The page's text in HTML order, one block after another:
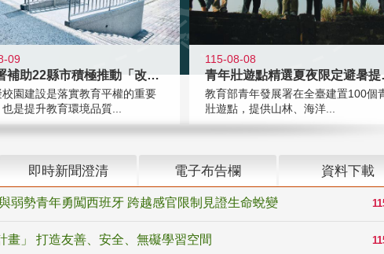
09
國教署補助22縣市積極推動「改善無
園建設是落實教育平權的重要
是提升教育環境品質...
115-08-08
青年
教育部青年發展署在全臺建置100個
壯遊點，提供山林、海洋...
即時新聞澄清 電子布告欄 資料下載
弱勢青年勇闖西班牙 跨越感官限制見證生命蛻變
畫」 打造友善、安全、無礙學習空間